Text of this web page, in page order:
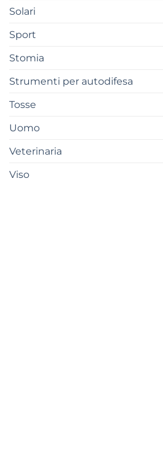
Solari
Sport
Stomia
Strumenti per autodifesa
Tosse
Uomo
Veterinaria
Viso